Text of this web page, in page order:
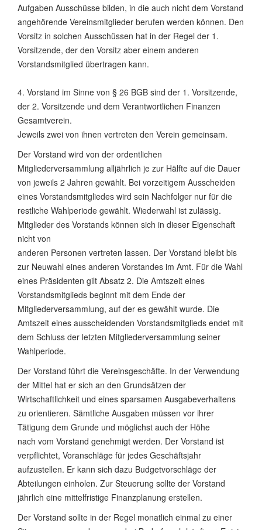
Aufgaben Ausschüsse bilden, in die auch nicht dem Vorstand
angehörende Vereinsmitglieder berufen werden können. Den
Vorsitz in solchen Ausschüssen hat in der Regel der 1.
Vorsitzende, der den Vorsitz aber einem anderen
Vorstandsmitglied übertragen kann.
4. Vorstand im Sinne von § 26 BGB sind der 1. Vorsitzende,
der 2. Vorsitzende und dem Verantwortlichen Finanzen
Gesamtverein.
Jeweils zwei von ihnen vertreten den Verein gemeinsam.
Der Vorstand wird von der ordentlichen
Mitgliederversammlung alljährlich je zur Hälfte auf die Dauer
von jeweils 2 Jahren gewählt. Bei vorzeitigem Ausscheiden
eines Vorstandsmitgliedes wird sein Nachfolger nur für die
restliche Wahlperiode gewählt. Wiederwahl ist zulässig.
Mitglieder des Vorstands können sich in dieser Eigenschaft
nicht von
anderen Personen vertreten lassen. Der Vorstand bleibt bis
zur Neuwahl eines anderen Vorstandes im Amt. Für die Wahl
eines Präsidenten gilt Absatz 2. Die Amtszeit eines
Vorstandsmitglieds beginnt mit dem Ende der
Mitgliederversammlung, auf der es gewählt wurde. Die
Amtszeit eines ausscheidenden Vorstandsmitglieds endet mit
dem Schluss der letzten Mitgliederversammlung seiner
Wahlperiode.
Der Vorstand führt die Vereinsgeschäfte. In der Verwendung
der Mittel hat er sich an den Grundsätzen der
Wirtschaftlichkeit und eines sparsamen Ausgabeverhaltens
zu orientieren. Sämtliche Ausgaben müssen vor ihrer
Tätigung dem Grunde und möglichst auch der Höhe
nach vom Vorstand genehmigt werden. Der Vorstand ist
verpflichtet, Voranschläge für jedes Geschäftsjahr
aufzustellen. Er kann sich dazu Budgetvorschläge der
Abteilungen einholen. Zur Steuerung sollte der Vorstand
jährlich eine mittelfristige Finanzplanung erstellen.
Der Vorstand sollte in der Regel monatlich einmal zu einer